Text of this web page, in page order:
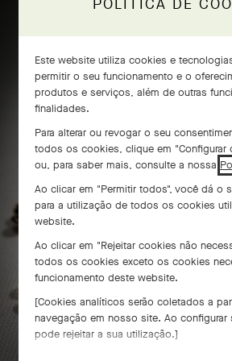
Artesanato do anel
flores
POLÍTICA DE
Este website utiliza cookies e
permitir o seu funcionamento e o
produtos e serviços, além de outras
finalidades.
Para alterar ou revogar o seu
todos os cookies, clique em "Configurar
ou, para saber mais, consulte a nossa
Ao clicar em "Permitir todos", você dá o
para a utilização de todos os cookies
website.
Ao clicar em "Rejeitar cookies não
todos os cookies exceto os cookies
funcionamento deste website.
[Cookies analíticos serão coletados a
navegação em nosso site. Ao
pode rejeitar a sua utilização.]